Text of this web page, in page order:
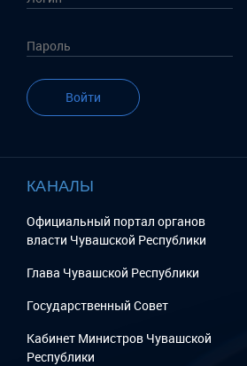
Войти
КАНАЛЫ
Официальный портал органов
власти Чувашской Республики
Глава Чувашской Республики
Государственный Cовет
Кабинет Министров Чувашской
Республики